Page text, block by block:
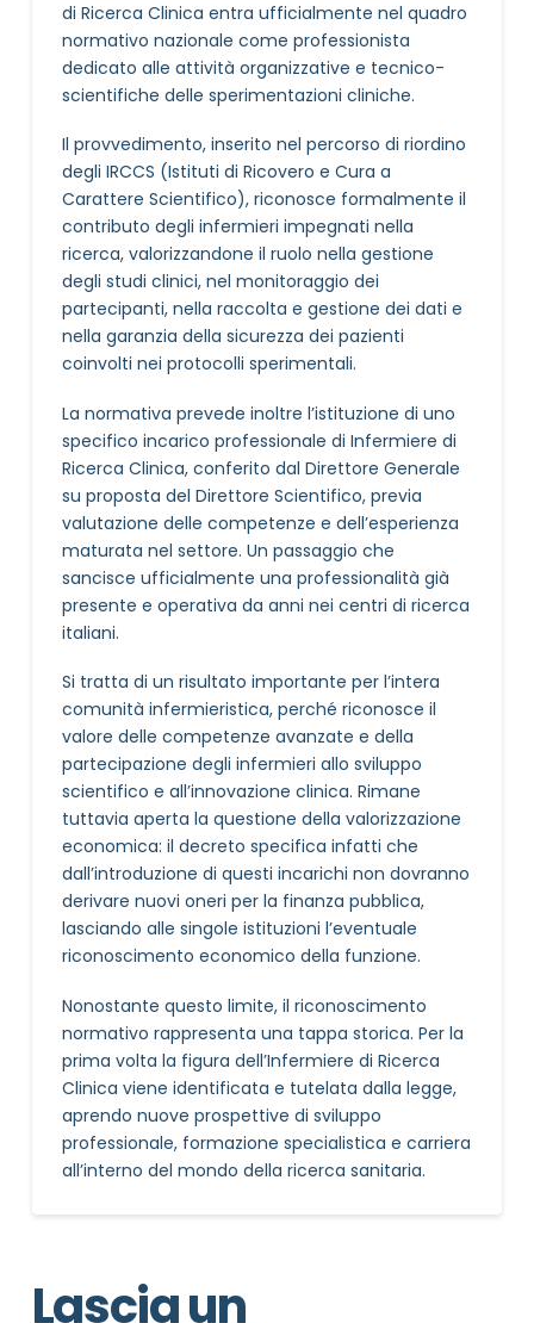
di Ricerca Clinica entra ufficialmente nel quadro
normativo nazionale come professionista
dedicato alle attività organizzative e tecnico-
scientifiche delle sperimentazioni cliniche.
Il provvedimento, inserito nel percorso di riordino
degli IRCCS (Istituti di Ricovero e Cura a
Carattere Scientifico), riconosce formalmente il
contributo degli infermieri impegnati nella
ricerca, valorizzandone il ruolo nella gestione
degli studi clinici, nel monitoraggio dei
partecipanti, nella raccolta e gestione dei dati e
nella garanzia della sicurezza dei pazienti
coinvolti nei protocolli sperimentali.
La normativa prevede inoltre l’istituzione di uno
specifico incarico professionale di Infermiere di
Ricerca Clinica, conferito dal Direttore Generale
su proposta del Direttore Scientifico, previa
valutazione delle competenze e dell’esperienza
maturata nel settore. Un passaggio che
sancisce ufficialmente una professionalità già
presente e operativa da anni nei centri di ricerca
italiani.
Si tratta di un risultato importante per l’intera
comunità infermieristica, perché riconosce il
valore delle competenze avanzate e della
partecipazione degli infermieri allo sviluppo
scientifico e all’innovazione clinica. Rimane
tuttavia aperta la questione della valorizzazione
economica: il decreto specifica infatti che
dall’introduzione di questi incarichi non dovranno
derivare nuovi oneri per la finanza pubblica,
lasciando alle singole istituzioni l’eventuale
riconoscimento economico della funzione.
Nonostante questo limite, il riconoscimento
normativo rappresenta una tappa storica. Per la
prima volta la figura dell’Infermiere di Ricerca
Clinica viene identificata e tutelata dalla legge,
aprendo nuove prospettive di sviluppo
professionale, formazione specialistica e carriera
all’interno del mondo della ricerca sanitaria.
Lascia un